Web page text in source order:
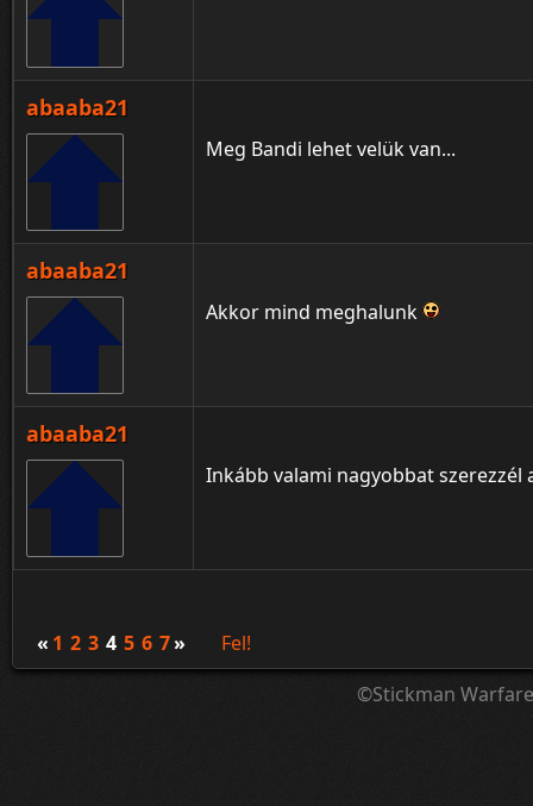
abaaba21
Meg Bandi lehet velük van...
abaaba21
Akkor mind meghalunk
abaaba21
Inkább valami nagyobbat
« 1 2 3 4 5 6 7»
Fel!
©Stickman Warfare